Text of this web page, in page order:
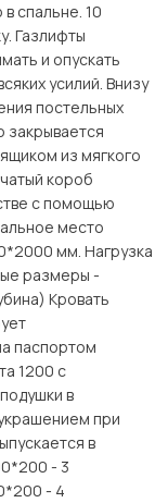
спальне. 10
Газлифты
и опускать
усилий. Внизу
постельных
закрывается
из мягкого
короб
с помощью
место
мм. Нагрузка
размеры -
Кровать
паспортом
1200 с
в
при
в
- 3
- 4